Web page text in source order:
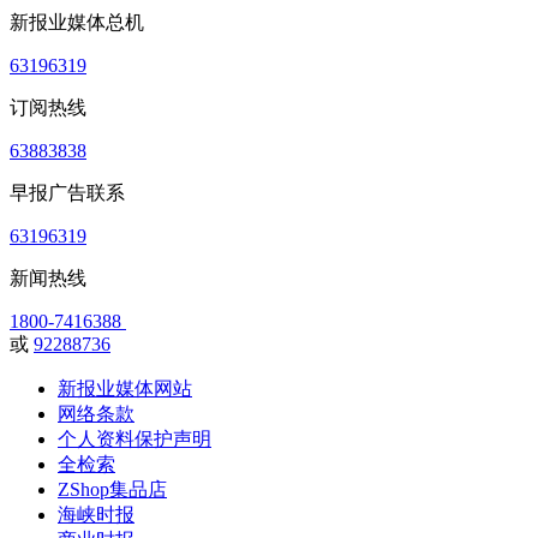
新报业媒体总机
63196319
订阅热线
63883838
早报广告联系
63196319
新闻热线
1800-7416388
或 92288736
新报业媒体网站
网络条款
个人资料保护声明
全检索
ZShop集品店
海峡时报